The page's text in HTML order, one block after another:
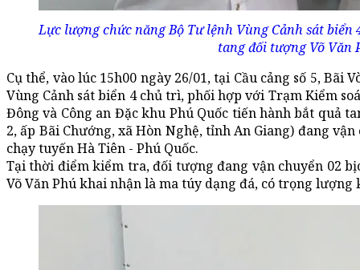
Lực lượng chức năng Bộ Tư lệnh Vùng Cảnh sát
tang đối tượng Võ Văn
Cụ thể, vào lúc 15h00 ngày 26/01, tại Cầu cảng số 5,
Vùng Cảnh sát biển 4 chủ trì, phối hợp với Trạm Kiểm
Đông và Công an Đặc khu Phú Quốc tiến hành bắt quả
2, ấp Bãi Chướng, xã Hòn Nghệ, tỉnh An Giang) đang
chạy tuyến Hà Tiên - Phú Quốc.
Tại thời điểm kiểm tra, đối tượng đang vận chuyển 02
Võ Văn Phú khai nhận là ma túy dạng đá, có trọng